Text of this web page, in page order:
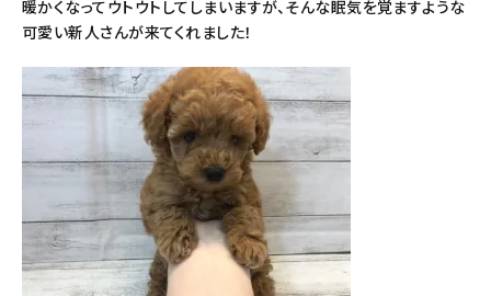
暖かくなってウトウトしてしまいますが、そんな眠気を覚ますような
可愛い新人さんが来てくれました！